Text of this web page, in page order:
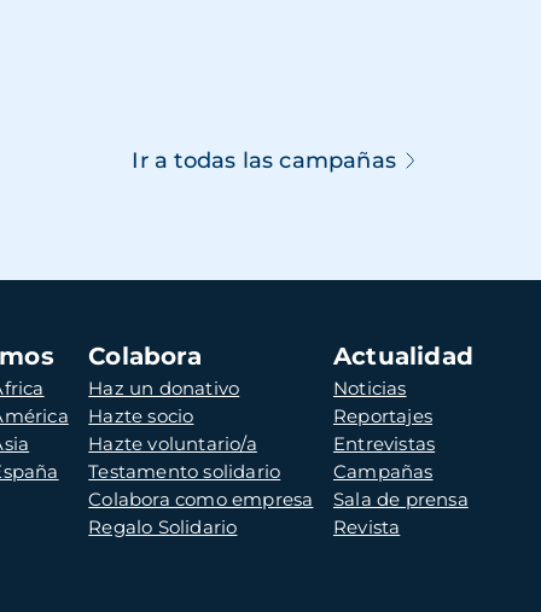
Ir a todas las campañas
Colabora
Haz un donativo
Hazte socio
Hazte voluntario/a
Testamento solidario
Colabora como empresa
Regalo Solidario
Actualidad
Noticias
Reportajes
Entrevistas
Campañas
Sala de prensa
Revista